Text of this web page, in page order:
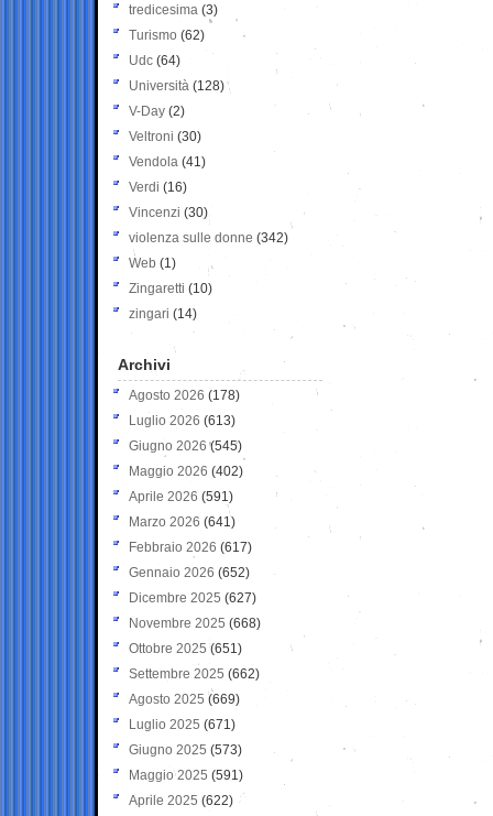
tredicesima (3)
Turismo (62)
Udc (64)
Università (128)
V-Day (2)
Veltroni (30)
Vendola (41)
Verdi (16)
Vincenzi (30)
violenza sulle donne (342)
Web (1)
Zingaretti (10)
zingari (14)
Archivi
Agosto 2026 (178)
Luglio 2026 (613)
Giugno 2026 (545)
Maggio 2026 (402)
Aprile 2026 (591)
Marzo 2026 (641)
Febbraio 2026 (617)
Gennaio 2026 (652)
Dicembre 2025 (627)
Novembre 2025 (668)
Ottobre 2025 (651)
Settembre 2025 (662)
Agosto 2025 (669)
Luglio 2025 (671)
Giugno 2025 (573)
Maggio 2025 (591)
Aprile 2025 (622)